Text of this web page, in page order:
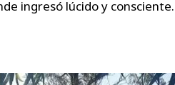
ingresó lúcido y